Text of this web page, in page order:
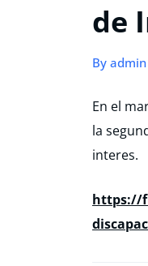
de
By admin
En el
la
interes.
https://